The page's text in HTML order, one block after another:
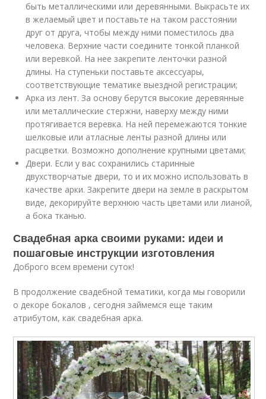
быть металлическими или деревянными. Выкрасьте их
в желаемый цвет и поставьте на таком расстоянии
друг от друга, чтобы между ними поместилось два
человека. Верхние части соедините тонкой планкой
или веревкой. На нее закрепите ленточки разной
длины. На ступеньки поставьте аксессуары,
соответствующие тематике выездной регистрации;
Арка из лент. За основу берутся высокие деревянные
или металлические стержни, наверху между ними
протягивается веревка. На ней перемежаются тонкие
шелковые или атласные ленты разной длины или
расцветки. Возможно дополнение крупными цветами;
Двери. Если у вас сохранились старинные
двухстворчатые двери, то и их можно использовать в
качестве арки. Закрепите двери на земле в раскрытом
виде, декорируйте верхнюю часть цветами или лианой,
а бока тканью.
Свадебная арка своими руками: идеи и
пошаговые инструкции изготовления
Доброго всем времени суток!
В продолжение свадебной тематики, когда мы говорили
о декоре бокалов , сегодня займемся еще таким
атрибутом, как свадебная арка.